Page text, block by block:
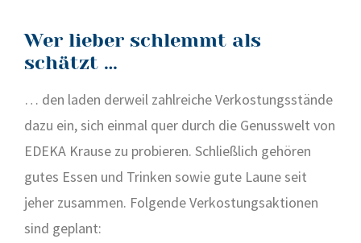
Wer lieber schlemmt als
schätzt …
… den laden der­weil zahl­rei­che Ver­kos­tungs­stän­de
dazu ein, sich ein­mal quer durch die Genuss­welt von
EDEKA Krau­se zu pro­bie­ren. Schließ­lich gehö­ren
gutes Essen und Trin­ken sowie gute Lau­ne seit
jeher zusam­men. Fol­gen­de Ver­kos­tungs­ak­tio­nen
sind geplant: